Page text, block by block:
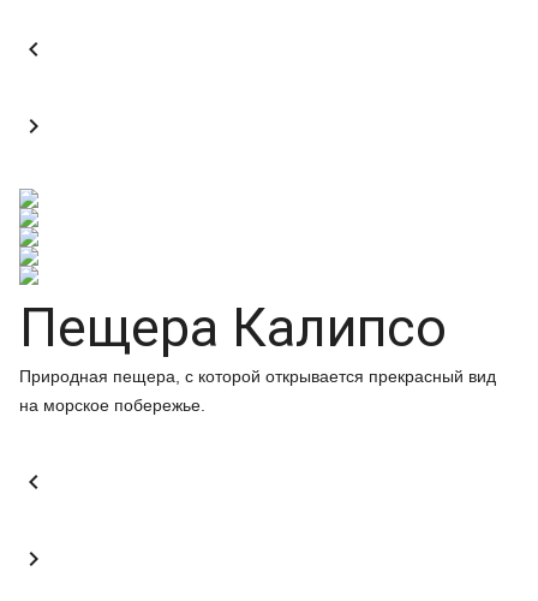


Пещера Калипсо
Природная пещера, с которой открывается прекрасный вид
на морское побережье.

